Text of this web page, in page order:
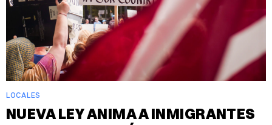
LOCALES
NUEVA LEY ANIMA A INMIGRANTES